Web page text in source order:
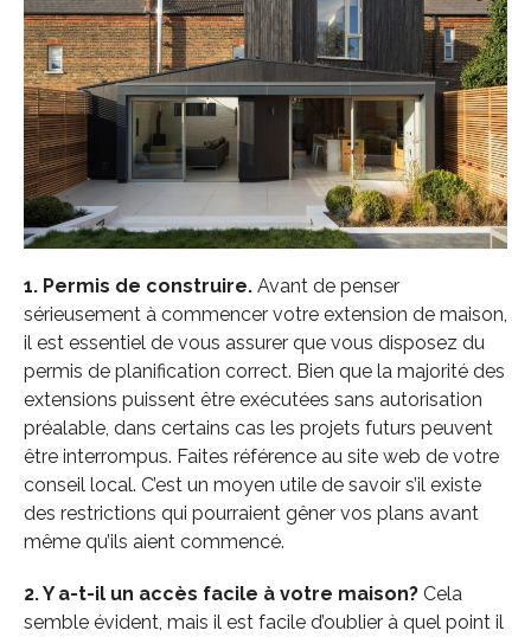
1. Permis de construire.Avant de penser
sérieusement à commencer votre extension de maison,
il est essentiel de vous assurer que vous disposez du
permis de planification correct. Bien que la majorité des
extensions puissent être exécutées sans autorisation
préalable, dans certains cas les projets futurs peuvent
être interrompus. Faites référence au site web de votre
conseil local. C’est un moyen utile de savoir s’il existe
des restrictions qui pourraient gêner vos plans avant
même qu’ils aient commencé.
2. Y a-t-il un accès facile à votre maison?Cela
semble évident, mais il est facile d’oublier à quel point il